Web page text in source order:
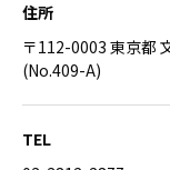
住所
〒112-0003 東京都
(No.409-A)
TEL